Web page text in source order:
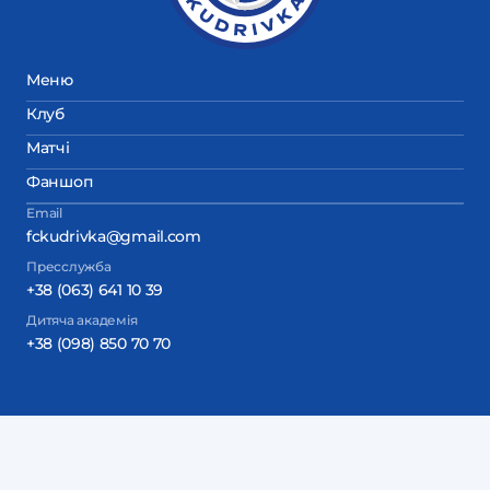
Меню
Клуб
Матчі
Фаншоп
Email
fckudrivka@gmail.com
Пресслужба
+38 (063) 641 10 39
Дитяча академія
+38 (098) 850 70 70